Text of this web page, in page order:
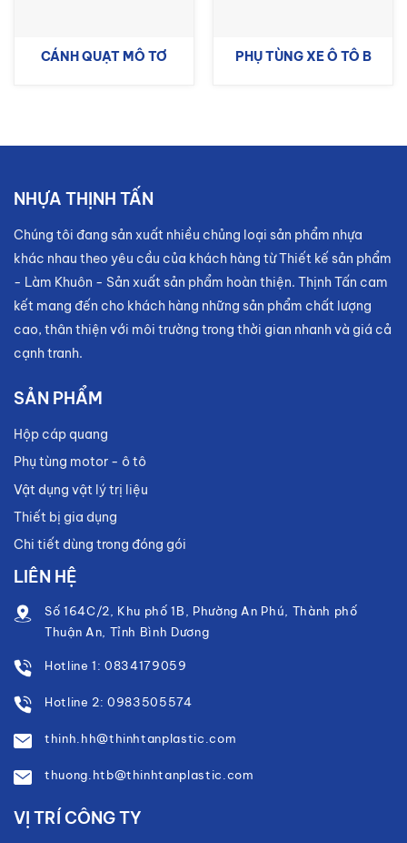
CÁNH QUẠT MÔ TƠ PHỤ TÙNG XE Ô TÔ B
NHỰA THỊNH TẤN
Chúng tôi đang sản xuất nhiều chủng loại sản phẩm nhựa
khác nhau theo yêu cầu của khách hàng từ Thiết kế sản phẩm
- Làm Khuôn - Sản xuất sản phẩm hoàn thiện. Thịnh Tấn cam
kết mang đến cho khách hàng những sản phẩm chất lượng
cao, thân thiện với môi trường trong thời gian nhanh và giá cả
cạnh tranh.
SẢN PHẨM
Hộp cáp quang
Phụ tùng motor - ô tô
Vật dụng vật lý trị liệu
Thiết bị gia dụng
Chi tiết dùng trong đóng gói
LIÊN HỆ
Số 164C/2, Khu phố 1B, Phường An Phú, Thành phố
Thuận An, Tỉnh Bình Dương
Hotline 1: 0834179059
Hotline 2: 0983505574
thinh.hh@thinhtanplastic.com
thuong.htb@thinhtanplastic.com
VỊ TRÍ CÔNG TY